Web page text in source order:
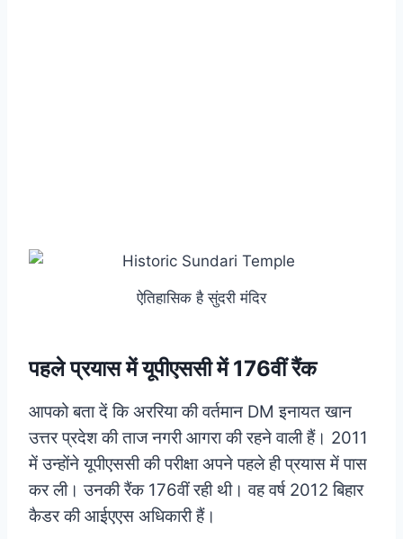
ऐतिहासिक है सुंदरी मंदिर
पहले प्रयास में यूपीएससी में 176वीं रैंक
आपको बता दें कि अररिया की वर्तमान DM इनायत खान
उत्तर प्रदेश की ताज नगरी आगरा की रहने वाली हैं। 2011
में उन्होंने यूपीएससी की परीक्षा अपने पहले ही प्रयास में पास
कर ली। उनकी रैंक 176वीं रही थी। वह वर्ष 2012 बिहार
कैडर की आईएएस अधिकारी हैं।